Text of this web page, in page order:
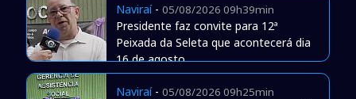
Naviraí- 05/08/2026 09h39min
Presidente faz convite para 12ª
Peixada da Seleta que acontecerá dia
16 de agosto
Naviraí- 05/08/2026 09h25min